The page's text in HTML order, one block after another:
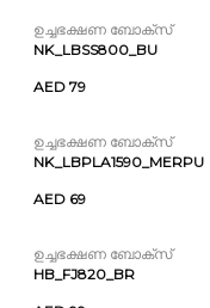
ഉച്ചഭക്ഷണ ബോക്സ്
NK_LBSS800_BU
AED 79
ഉച്ചഭക്ഷണ ബോക്സ്
NK_LBPLA1590_MERPU
AED 69
ഉച്ചഭക്ഷണ ബോക്സ്
HB_FJ820_BR